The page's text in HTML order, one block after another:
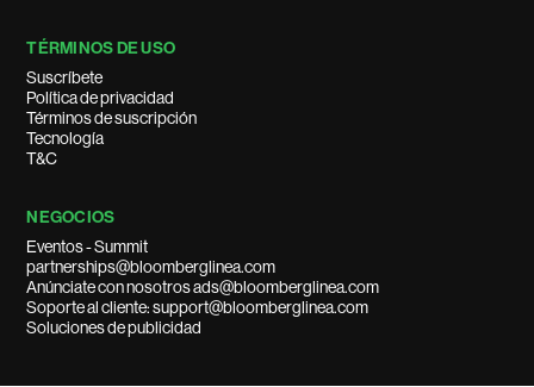
TÉRMINOS DE USO
Suscríbete
Política de privacidad
Términos de suscripción
Tecnología
T&C
NEGOCIOS
Eventos - Summit
partnerships@bloomberglinea.com
Anúnciate con nosotros ads@bloomberglinea.com
Soporte al cliente: support@bloomberglinea.com
Soluciones de publicidad